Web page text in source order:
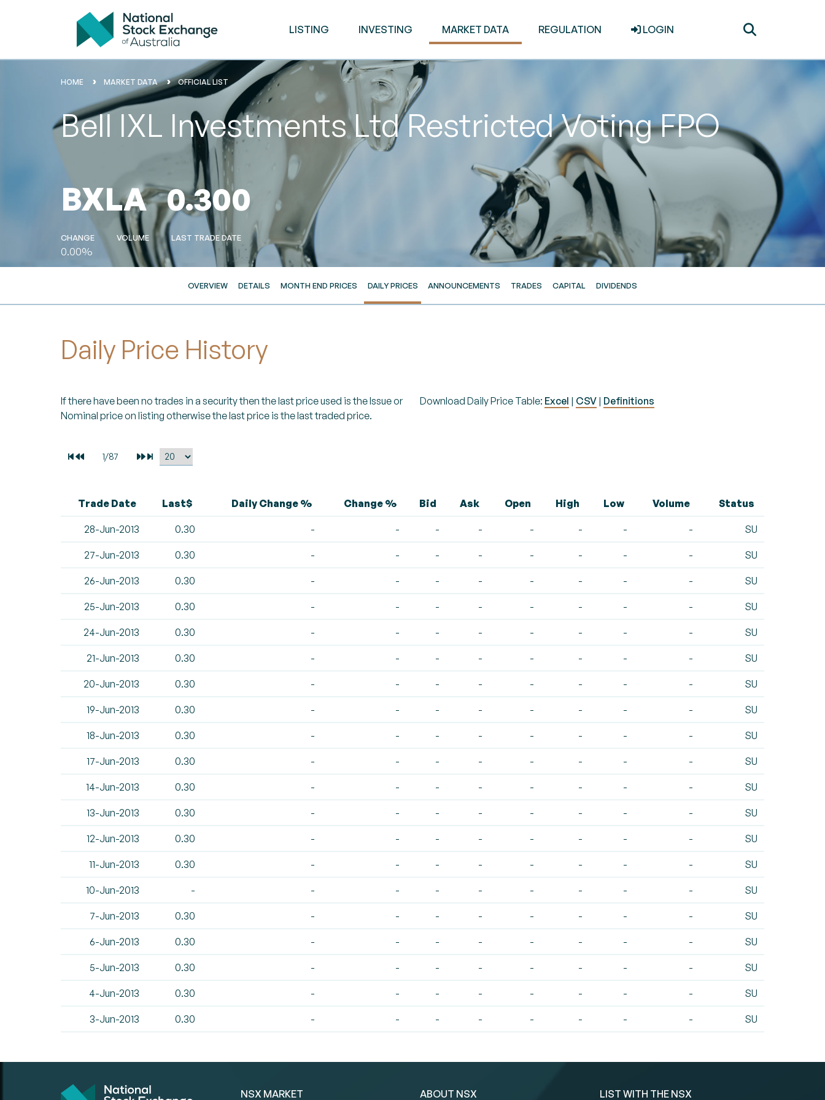
LISTING INVESTING MARKET DATA REGULATION LOGIN
HOME MARKET DATA OFFICIAL LIST
Bell IXL Investments Ltd Restricted Voting FPO
BXLA 0.300
CHANGE
0.00%
VOLUME LAST TRADE DATE
OVERVIEW DETAILS MONTH END PRICES DAILY PRICES ANNOUNCEMENTS TRADES CAPITAL DIVIDENDS
Daily Price History
If there have been no trades in a security then the last price used is the Issue or
Nominal price on listing otherwise the last price is the last traded price.
Download Daily Price Table: Excel | CSV | Definitions
Trade Date Last$ Daily Change % Change % Bid Ask Open High Low Volume Status
28-Jun-2013 0.30 - - - - - - - - SU
27-Jun-2013 0.30 - - - - - - - - SU
26-Jun-2013 0.30 - - - - - - - - SU
25-Jun-2013 0.30 - - - - - - - - SU
24-Jun-2013 0.30 - - - - - - - - SU
21-Jun-2013 0.30 - - - - - - - - SU
20-Jun-2013 0.30 - - - - - - - - SU
19-Jun-2013 0.30 - - - - - - - - SU
18-Jun-2013 0.30 - - - - - - - - SU
17-Jun-2013 0.30 - - - - - - - - SU
14-Jun-2013 0.30 - - - - - - - - SU
13-Jun-2013 0.30 - - - - - - - - SU
12-Jun-2013 0.30 - - - - - - - - SU
11-Jun-2013 0.30 - - - - - - - - SU
10-Jun-2013 - - - - - - - - - SU
7-Jun-2013 0.30 - - - - - - - - SU
6-Jun-2013 0.30 - - - - - - - - SU
5-Jun-2013 0.30 - - - - - - - - SU
4-Jun-2013 0.30 - - - - - - - - SU
3-Jun-2013 0.30 - - - - - - - - SU
NSX MARKET ABOUT NSX LIST WITH THE NSX